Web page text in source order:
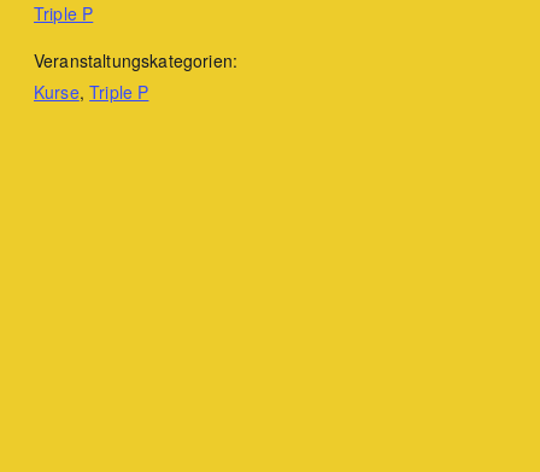
Triple P
Veranstaltungskategorien:
Kurse,Triple P